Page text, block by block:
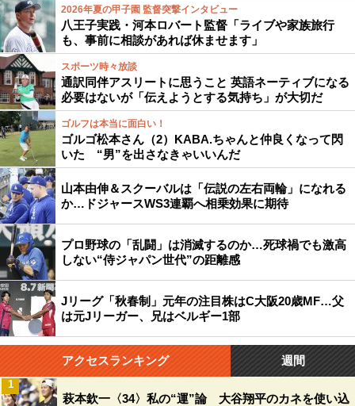
2026年夏の甲子園 監督突撃インタビュー
八王子実践・河本ロバート監督「ライブや家族旅行
も、事前に相談があれば休ませます」
スポーツ時々放談
通訳同伴アスリートに思うこと 英語ネーティブになる
必要はないが「伝えようとする気持ち」が大切だ
ゴルフは本当に面白い！
ゴルゴ松本さん（2）KABA.ちゃんと仲良くなって閃
いた “男”を出さなきゃいいんだ
山本由伸＆スクーバルは「伝説の左右両輪」になれる
か…ドジャースWS3連覇へ相乗効果に期待
プロ野球の「乱闘」は消滅するのか…死球禍でも激高
しない“侍ジャパン世代”の距離感
Jリーグ「秋春制」元年の注目株はC大阪20歳MF…父
は元Jリーガー、兄はベルギー1部
アクセスランキング 週間
萩本欽一〈34〉私の“運”論 大谷翔平のカネを使い込
1